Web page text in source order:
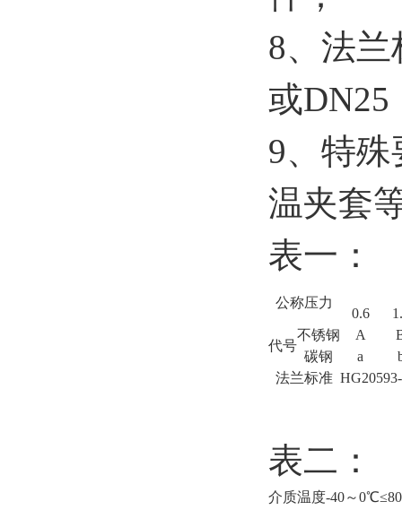
8、法
或DN25
9、特
温夹套
表一：
公称压力
0.6
代号
不锈钢 A
碳钢
a
法兰标准
表二：
介质温度-40～0℃